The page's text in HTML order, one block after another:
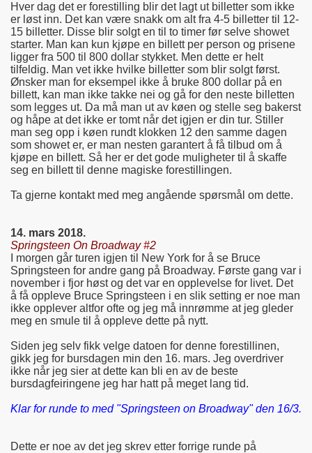
Hver dag det er forestilling blir det lagt ut billetter som ikke
er løst inn. Det kan være snakk om alt fra 4-5 billetter til 12-
15 billetter. Disse blir solgt en til to timer før selve showet
starter. Man kan kun kjøpe en billett per person og prisene
ligger fra 500 til 800 dollar stykket. Men dette er helt
tilfeldig. Man vet ikke hvilke billetter som blir solgt først.
Ønsker man for eksempel ikke å bruke 800 dollar på en
billett, kan man ikke takke nei og gå for den neste billetten
som legges ut. Da må man ut av køen og stelle seg bakerst
og håpe at det ikke er tomt når det igjen er din tur. Stiller
man seg opp i køen rundt klokken 12 den samme dagen
som showet er, er man nesten garantert å få tilbud om å
kjøpe en billett. Så her er det gode muligheter til å skaffe
seg en billett til denne magiske forestillingen.
Ta gjerne kontakt med meg angående spørsmål om dette.
14. mars 2018.
Springsteen On Broadway #2
I morgen går turen igjen til New York for å se Bruce
Springsteen for andre gang på Broadway. Første gang var i
november i fjor høst og det var en opplevelse for livet. Det
å få oppleve Bruce Springsteen i en slik setting er noe man
ikke opplever altfor ofte og jeg må innrømme at jeg gleder
meg en smule til å oppleve dette på nytt.
Siden jeg selv fikk velge datoen for denne forestillinen,
gikk jeg for bursdagen min den 16. mars. Jeg overdriver
ikke når jeg sier at dette kan bli en av de beste
bursdagfeiringene jeg har hatt på meget lang tid.
Klar for runde to med "Springsteen on Broadway" den 16/3.
Dette er noe av det jeg skrev etter forrige runde på